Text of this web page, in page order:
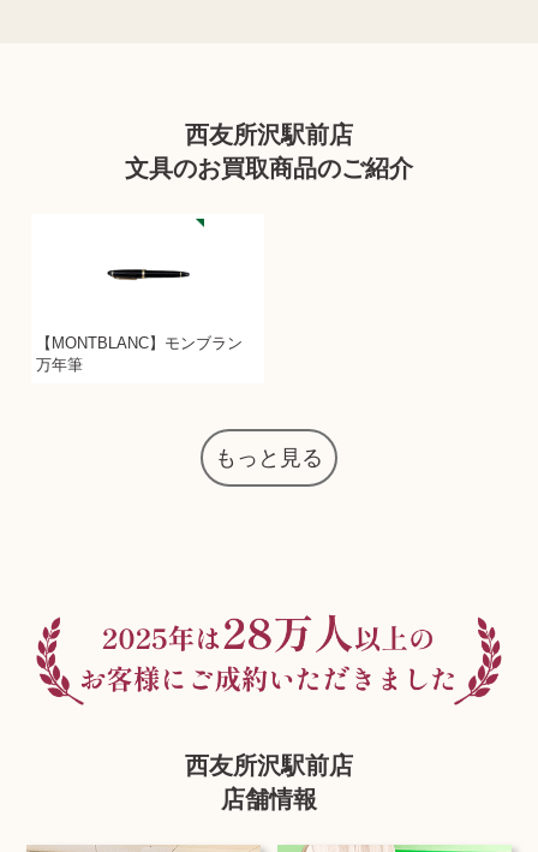
西友所沢駅前店
文具のお買取商品のご紹介
【MONTBLANC】モンブラン
万年筆
もっと見る
西友所沢駅前店
店舗情報